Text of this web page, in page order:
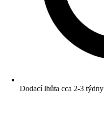
Dodací lhůta cca 2-3 týdny